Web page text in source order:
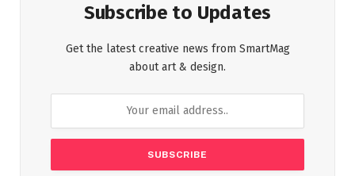
Subscribe to Updates
Get the latest creative news from SmartMag
about art & design.